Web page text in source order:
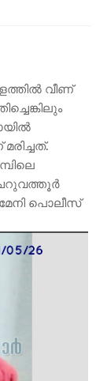
വീണ്
പൊലീസ്